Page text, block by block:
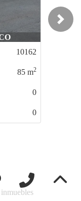
10162
85 m2
0
0
Next